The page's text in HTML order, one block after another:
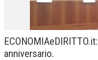
anniversario.